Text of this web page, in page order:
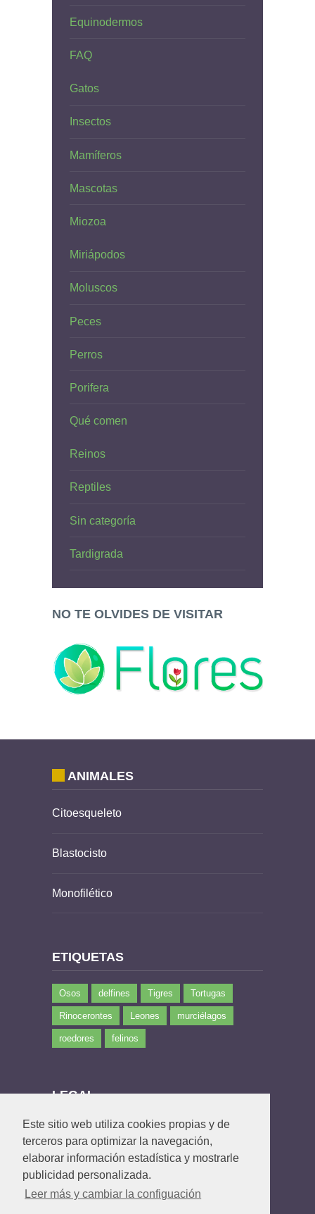
Este sitio web utiliza cookies propias y de
terceros para optimizar la navegación,
elaborar información estadística y mostrarle
publicidad personalizada.
Leer más y cambiar la configuación
Equinodermos
FAQ
Gatos
Insectos
Mamíferos
Mascotas
Miozoa
Miriápodos
Moluscos
Peces
Perros
Porifera
Qué comen
Reinos
Reptiles
Sin categoría
Tardigrada
NO TE OLVIDES DE VISITAR
ANIMALES
Citoesqueleto
Blastocisto
Monofilético
ETIQUETAS
Osos delfines Tigres Tortugas
Rinocerontes Leones murciélagos
roedores felinos
LEGAL
Política de privacidad
Política de Cookies
Contacto